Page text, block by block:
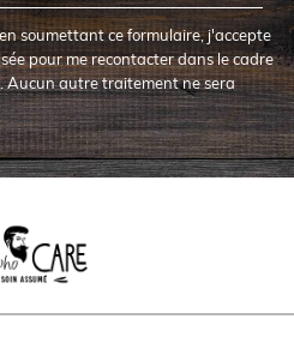
soumettant ce formulaire, j'accepte
pour me recontacter dans le cadre
Aucun autre traitement ne sera